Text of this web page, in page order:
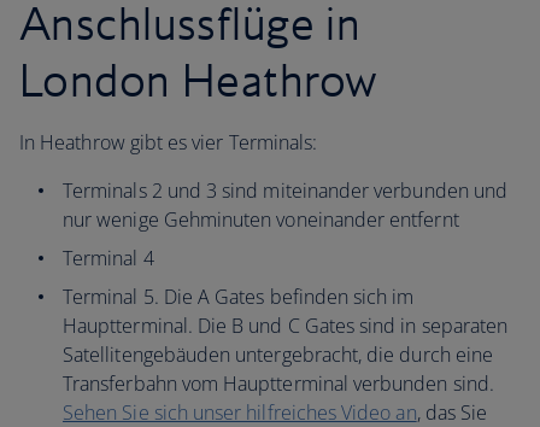
Anschlussflüge in
London Heathrow
In Heathrow gibt es vier Terminals:
Terminals 2 und 3 sind miteinander verbunden und
nur wenige Gehminuten voneinander entfernt
Terminal 4
Terminal 5. Die A Gates befinden sich im
Hauptterminal. Die B und C Gates sind in separaten
Satellitengebäuden untergebracht, die durch eine
Transferbahn vom Hauptterminal verbunden sind.
Sehen Sie sich unser hilfreiches Video an, das Sie